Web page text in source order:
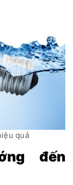
quả
đến